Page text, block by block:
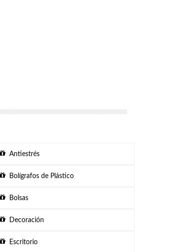
Antiestrés
Bolígrafos de Plástico
Bolsas
Decoración
Escritorio